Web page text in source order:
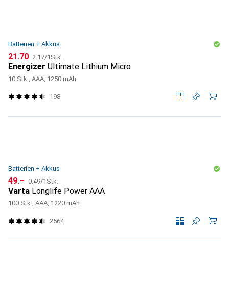
Batterien + Akkus
CHF
21.70 CHF
2.17/1Stk.
Energizer Ultimate Lithium Micro
10 Stk., AAA, 1250 mAh
198
Batterien + Akkus
CHF
49.– CHF
0.49/1Stk.
Varta Longlife Power AAA
100 Stk., AAA, 1220 mAh
2564